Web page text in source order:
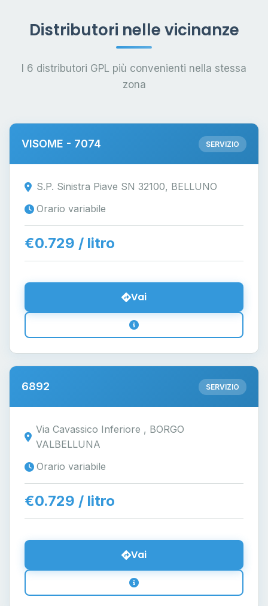
Distributori nelle vicinanze
I 6 distributori GPL più convenienti nella stessa
zona
VISOME - 7074 SERVIZIO
S.P. Sinistra Piave SN 32100, BELLUNO
Orario variabile
€0.729 / litro
Vai
6892 SERVIZIO
Via Cavassico Inferiore , BORGO
VALBELLUNA
Orario variabile
€0.729 / litro
Vai